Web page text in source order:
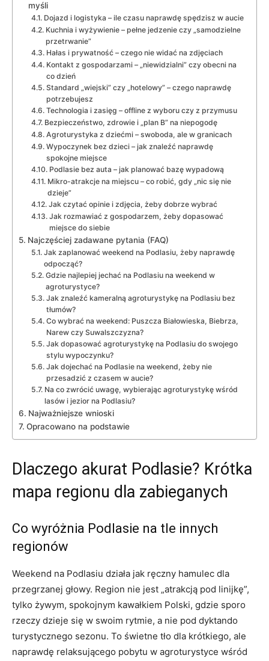
myśli
Dojazd i logistyka – ile czasu naprawdę spędzisz w aucie
Kuchnia i wyżywienie – pełne jedzenie czy „samodzielne
przetrwanie”
Hałas i prywatność – czego nie widać na zdjęciach
Kontakt z gospodarzami – „niewidzialni” czy obecni na
co dzień
Standard „wiejski” czy „hotelowy” – czego naprawdę
potrzebujesz
Technologia i zasięg – offline z wyboru czy z przymusu
Bezpieczeństwo, zdrowie i „plan B” na niepogodę
Agroturystyka z dziećmi – swoboda, ale w granicach
Wypoczynek bez dzieci – jak znaleźć naprawdę
spokojne miejsce
Podlasie bez auta – jak planować bazę wypadową
Mikro-atrakcje na miejscu – co robić, gdy „nic się nie
dzieje”
Jak czytać opinie i zdjęcia, żeby dobrze wybrać
Jak rozmawiać z gospodarzem, żeby dopasować
miejsce do siebie
Najczęściej zadawane pytania (FAQ)
Jak zaplanować weekend na Podlasiu, żeby naprawdę
odpocząć?
Gdzie najlepiej jechać na Podlasiu na weekend w
agroturystyce?
Jak znaleźć kameralną agroturystykę na Podlasiu bez
tłumów?
Co wybrać na weekend: Puszcza Białowieska, Biebrza,
Narew czy Suwalszczyzna?
Jak dopasować agroturystykę na Podlasiu do swojego
stylu wypoczynku?
Jak dojechać na Podlasie na weekend, żeby nie
przesadzić z czasem w aucie?
Na co zwrócić uwagę, wybierając agroturystykę wśród
lasów i jezior na Podlasiu?
Najważniejsze wnioski
Opracowano na podstawie
Dlaczego akurat Podlasie? Krótka
mapa regionu dla zabieganych
Co wyróżnia Podlasie na tle innych
regionów
Weekend na Podlasiu działa jak ręczny hamulec dla
przegrzanej głowy. Region nie jest „atrakcją pod linijkę”,
tylko żywym, spokojnym kawałkiem Polski, gdzie sporo
rzeczy dzieje się w swoim rytmie, a nie pod dyktando
turystycznego sezonu. To świetne tło dla krótkiego, ale
naprawdę relaksującego pobytu w agroturystyce wśród